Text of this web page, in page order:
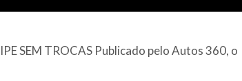
SEM TROCAS Publicado pelo Autos 360, o